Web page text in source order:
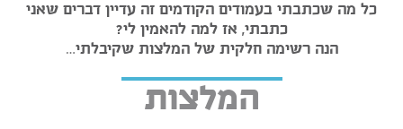
כל מה שכתבתי בעמודים הקודמים זה עדיין דברים שאני
כתבתי, אז למה להאמין לי?
הנה רשימה חלקית של המלצות שקיבלתי…
המלצות